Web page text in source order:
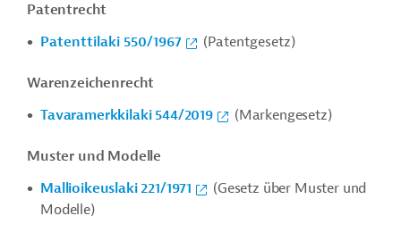
Patentrecht
Patenttilaki 550/1967
(Patentgesetz)
Warenzeichenrecht
Tavaramerkkilaki 544/2019
(Markengesetz)
Muster und Modelle
Mallioikeuslaki 221/1971
(Gesetz über Muster und
Modelle)